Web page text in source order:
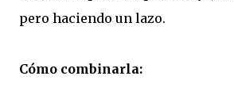
pero haciendo un lazo.
Cómo combinarla: